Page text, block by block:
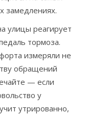
замедлениях.
улицы реагирует
тормоза.
измеряли не
обращений
— если
у
утрированно,